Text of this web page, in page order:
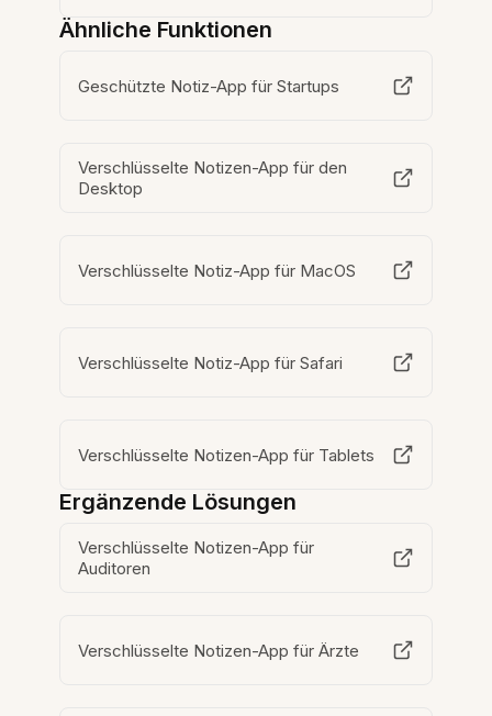
Ähnliche Funktionen
Geschützte Notiz-App für Startups
Verschlüsselte Notizen-App für den
Desktop
Verschlüsselte Notiz-App für MacOS
Verschlüsselte Notiz-App für Safari
Verschlüsselte Notizen-App für Tablets
Ergänzende Lösungen
Verschlüsselte Notizen-App für
Auditoren
Verschlüsselte Notizen-App für Ärzte